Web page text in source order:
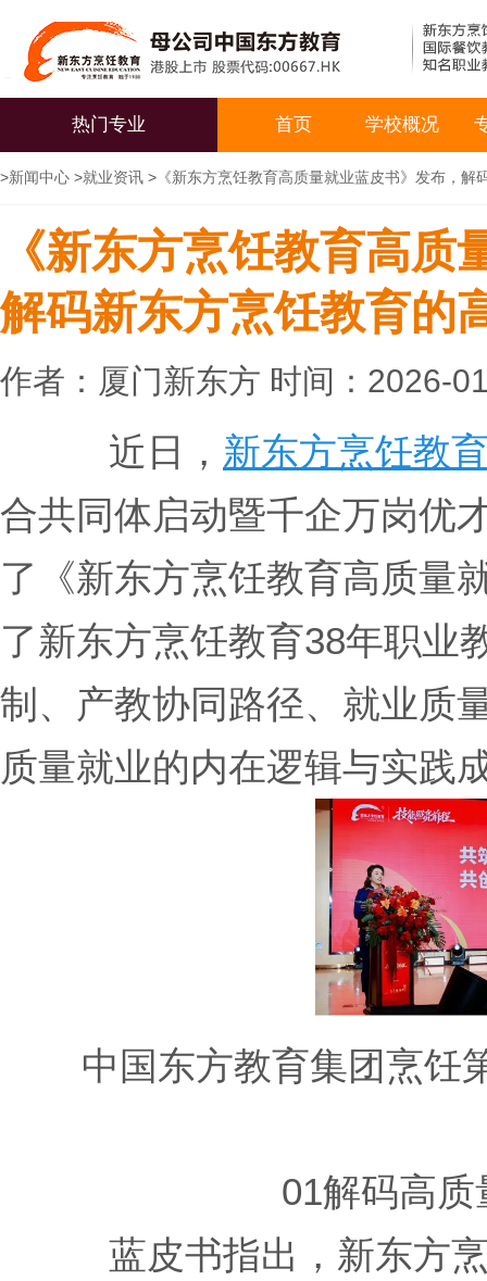
热门专业 首页 学校概况
>新闻中心 >就业资讯 > 《新东方烹饪教育高质量就业蓝皮书》发布，
《新东方烹饪教育高
解码新东方烹饪教育的
作者：厦门新东方 时间：2026-
近日， 新东方烹饪教
合共同体启动暨千企万岗优
了《新东方烹饪教育高质量
了新东方烹饪教育38年职业
制、产教协同路径、就业质
质量就业的内在逻辑与实践
中国东方教育集团烹饪
01解码高
蓝皮书指出，新东方